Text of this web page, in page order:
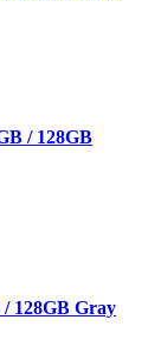
/ 128GB
/ 128GB Gray